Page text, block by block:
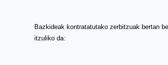
Bazkideak kontratatutako zerbitzuak bertan
itzuliko da: